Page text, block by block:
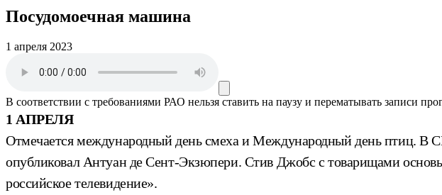
Посудомоечная машина
1 апреля 2023
В соответствии с требованиями РАО нельзя ставить на паузу и перематывать записи
1 АПРЕЛЯ
Отмечается международный день смеха и Международный день птиц. В
опубликовал Антуан де Сент-Экзюпери. Стив Джобс с товарищами
российское телевидение».